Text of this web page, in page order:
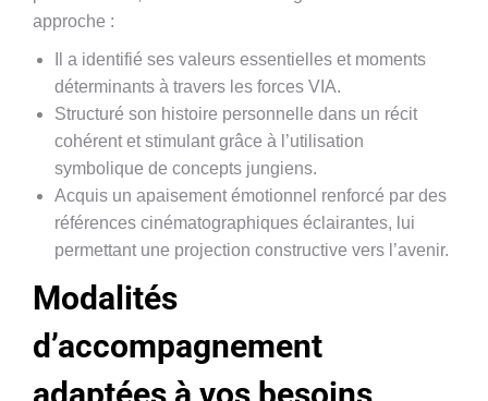
approche :
Il a identifié ses valeurs essentielles et moments
déterminants à travers les forces VIA.
Structuré son histoire personnelle dans un récit
cohérent et stimulant grâce à l’utilisation
symbolique de concepts jungiens.
Acquis un apaisement émotionnel renforcé par des
références cinématographiques éclairantes, lui
permettant une projection constructive vers l’avenir.
Modalités
d’accompagnement